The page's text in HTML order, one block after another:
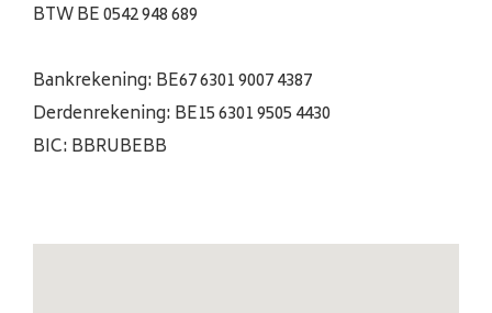
BTW BE 0542 948 689
Bankrekening: BE67 6301 9007 4387
Derdenrekening: BE15 6301 9505 4430
BIC: BBRUBEBB